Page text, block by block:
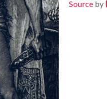
Source by